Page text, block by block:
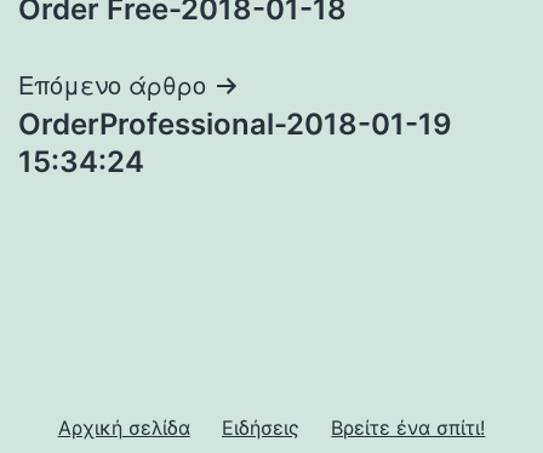
άρθρων
Order Free-2018-01-18
Επόμενο άρθρο
OrderProfessional-2018-01-19
15:34:24
Αρχική σελίδα Ειδήσεις Βρείτε ένα σπίτι!